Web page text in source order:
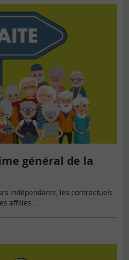
général de la
indépendants, les contractuels
affiliés…